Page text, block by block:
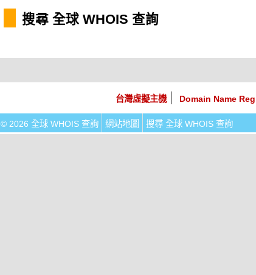
搜尋 全球 WHOIS 查詢
台灣虛擬主機 Domain Name
© 2026 全球 WHOIS 查詢 網站地圖 搜尋 全球 WHOIS 查詢